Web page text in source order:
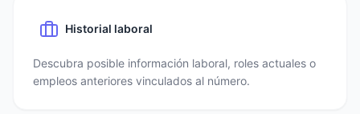
Historial laboral
Descubra posible información laboral, roles actuales o
empleos anteriores vinculados al número.